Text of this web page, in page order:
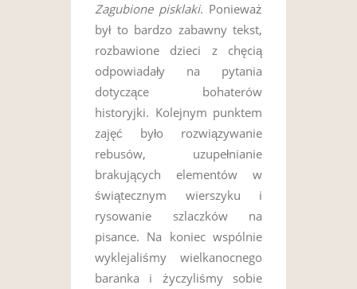
Zagubione pisklaki. Ponieważ
był to bardzo zabawny tekst,
rozbawione dzieci z chęcią
odpowiadały na pytania
dotyczące bohaterów
historyjki. Kolejnym punktem
zajęć było rozwiązywanie
rebusów, uzupełnianie
brakujących elementów w
świątecznym wierszyku i
rysowanie szlaczków na
pisance. Na koniec wspólnie
wyklejaliśmy wielkanocnego
baranka i życzyliśmy sobie